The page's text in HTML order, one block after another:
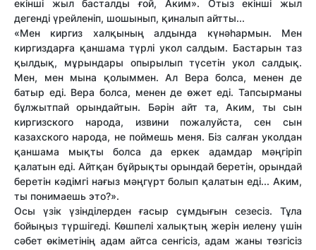
екінші жыл басталды ғой, Аким». Отыз екінші жыл
дегенді үрейленіп, шошынып, қиналып айтты...
«Мен киргиз халқының алдында күнәһармын. Мен
киргиздарға қаншама түрлі укол салдым. Бастарын таз
қылдық, мұрындары опырылып түсетін укол салдық.
Мен, мен мына қолыммен. Ал Вера болса, менен де
батыр еді. Вера болса, менен де өжет еді. Тапсырманы
бұлжытпай орындайтын. Бәрін айт та, Аким, ты сын
киргизского народа, извини пожалуйста, сен сын
казахского народа, не поймешь меня. Біз салған уколдан
қаншама мықты болса да еркек адамдар мәңгіріп
қалатын еді. Айтқан бұйрықты орындай беретін, орындай
беретін кәдімгі нағыз мәңгүрт болып қалатын еді... Аким,
ты понимаешь это?».
Осы үзік үзінділерден ғасыр сұмдығын сезесіз. Тұла
бойыңыз түршігеді. Көшпелі халықтың жерін иелену үшін
сәбет өкіметінің адам айтса сенгісіз, адам жаны төзгісіз